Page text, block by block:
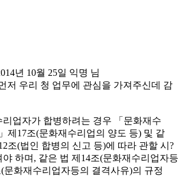
년 10월 25일 익명 님
저 우리 청 업무에 관심을 가져주신데 감
리업자가 합병하려는 경우 「문화재수
제17조(문화재수리업의 양도 등) 및 같
조(법인 합병의 신고 등)에 따라 관할 시?
하며, 같은 법 제14조(문화재수리업자등
문화재수리업자등의 결격사유)의 규정